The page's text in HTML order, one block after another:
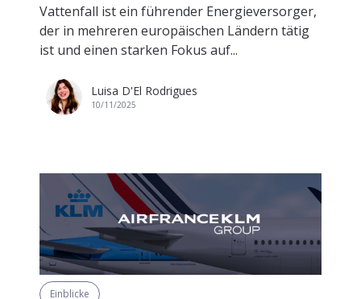
Vattenfall ist ein führender Energieversorger,
der in mehreren europäischen Ländern tätig
ist und einen starken Fokus auf...
Luisa D'El Rodrigues
10/11/2025
Einblicke